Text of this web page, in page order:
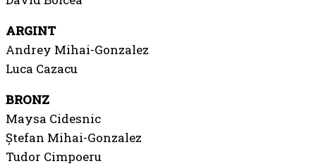
ARGINT
Andrey Mihai-Gonzalez
Luca Cazacu
BRONZ
Maysa Cidesnic
Ștefan Mihai-Gonzalez
Tudor Cimpoeru